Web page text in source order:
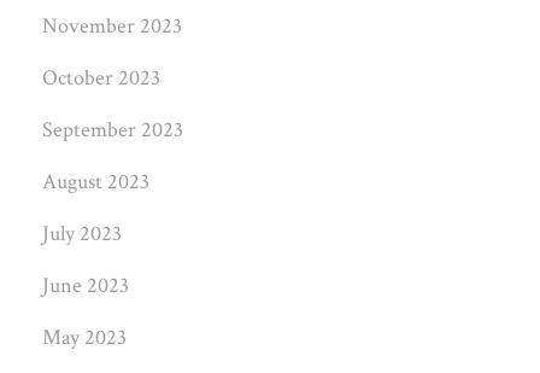
November 2023
October 2023
September 2023
August 2023
July 2023
June 2023
May 2023